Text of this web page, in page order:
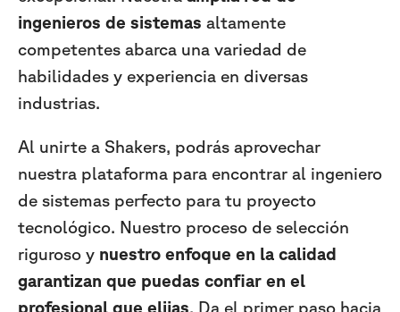
ingenieros de sistemas altamente
competentes abarca una variedad de
habilidades y experiencia en diversas
industrias.
Al unirte a Shakers, podrás aprovechar
nuestra plataforma para encontrar al ingeniero
de sistemas perfecto para tu proyecto
tecnológico. Nuestro proceso de selección
riguroso y nuestro enfoque en la calidad
garantizan que puedas confiar en el
profesional que elijas. Da el primer paso hacia